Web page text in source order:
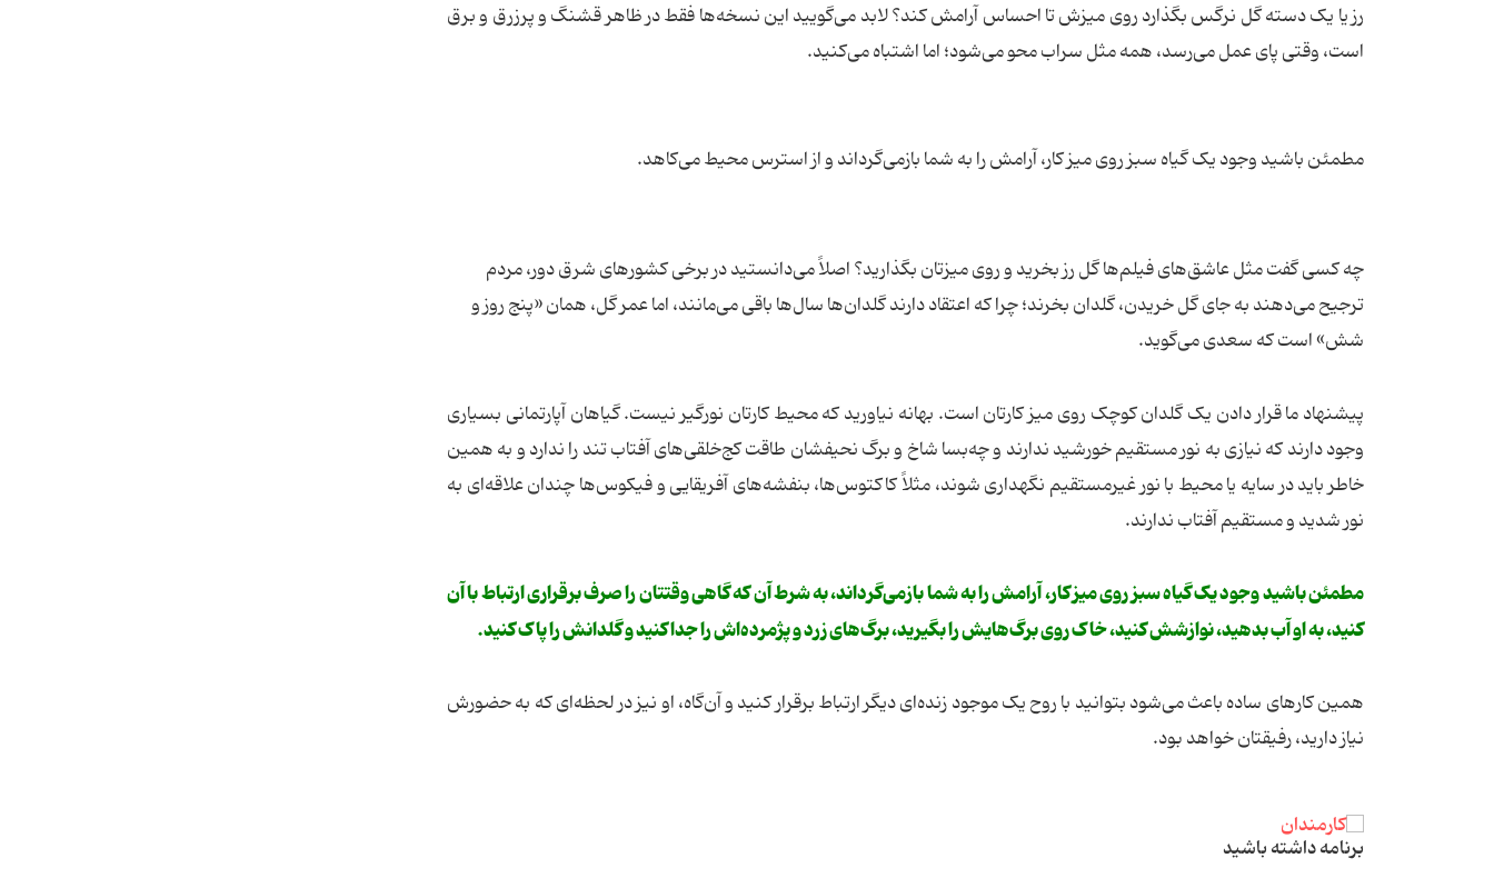
رز یا یک دسته گل نرگس بگذارد روی میزش تا احساس آرامش کند؟ لابد می‌گویید این نسخه‌ها فقط در ظاهر قشنگ و پرزرق و برق
است، وقتی پای عمل می‌رسد، همه مثل سراب محو می‌شود؛ اما اشتباه می‌کنید.
مطمئن باشید وجود یک گیاه سبز روی میز کار، آرامش را به شما بازمی‌گرداند و از استرس محیط می‌كاهد.
چه کسی گفت مثل عاشق‌های فیلم‌ها گل رز بخرید و روی میزتان بگذارید؟ اصلاً می‌دانستید در برخی کشورهای شرق دور، مردم
ترجیح می‌دهند به جای گل خریدن، گلدان بخرند؛ چرا که اعتقاد دارند گلدان‌ها سال‌ها باقی می‌مانند، اما عمر گل، همان «پنج روز و
شش» است که سعدی می‌گوید.
پیشنهاد ما قرار دادن یک گلدان کوچک روی میز کارتان است. بهانه نیاورید که محیط کارتان نورگیر نیست. گیاهان آپارتمانی بسیاری
وجود دارند که نیازی به نور مستقیم خورشید ندارند و چه‌بسا شاخ و برگ نحیفشان طاقت کج‌خلقی‌های آفتاب تند را ندارد و به همین
خاطر باید در سایه یا محیط با نور غیرمستقیم نگهداری شوند، مثلاً کاکتوس‌ها، بنفشه‌های آفریقایی و فیکوس‌ها چندان علاقه‌ای به
نور شدید و مستقیم آفتاب ندارند.
مطمئن باشید وجود یک گیاه سبز روی میز کار، آرامش را به شما بازمی‌گرداند، به شرط آن که گاهی وقتتان را صرف برقراری ارتباط با آن
کنید، به او آب بدهید، نوازشش کنید، خاک روی برگ‌هایش را بگیرید، برگ‌های زرد و پژمرده‌اش را جدا کنید و گلدانش را پاک کنید.
همین کارهای ساده باعث می‌شود بتوانید با روح یک موجود زنده‌ای دیگر ارتباط برقرار کنید و آن‌گاه، او نیز در لحظه‌ای که به حضورش
نیاز دارید، رفیقتان خواهد بود.
برنامه داشته باشید